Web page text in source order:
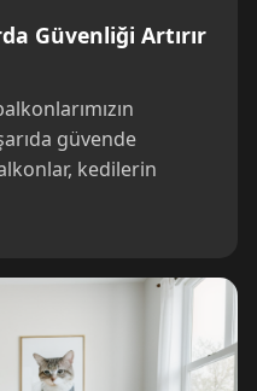
Güvenliği Artırır
güvende
kedilerin